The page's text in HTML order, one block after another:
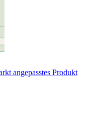
angepasstes Produkt